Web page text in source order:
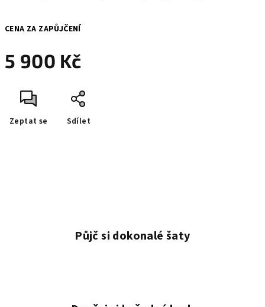
5 900 Kč
cena:
CENA ZA ZAPŮJČENÍ
Zeptat se Sdílet
Půjč si dokonalé šaty